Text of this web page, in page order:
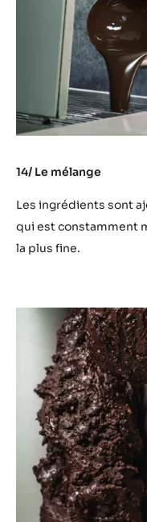
14/ Le mélange
Les ingrédients sont
qui est constamment
la plus fine.